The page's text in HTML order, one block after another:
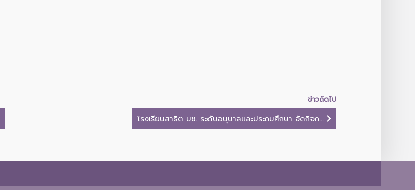
ข่าวถัดไป
โรงเรียนสาธิต มช. ระดับอนุบาลและประถมศึกษา จัดกิจก...